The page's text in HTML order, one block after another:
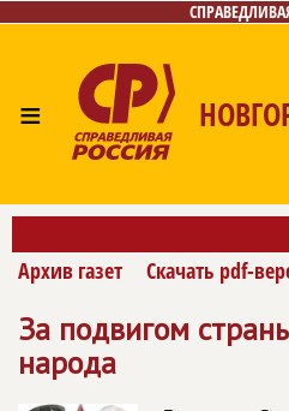
≡
Главная Новости Лица
Архив газет Скачать pdf-
За подвигом
народа